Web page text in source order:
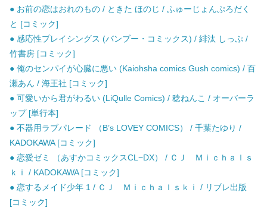
● お前の恋はおれのもの / ときた ほのじ / ふゅーじょんぷろだく
と [コミック]
● 感応性プレイシングス (バンブー・コミックス) / 緋汰 しっぷ /
竹書房 [コミック]
● 俺のセンパイが心臓に悪い (Kaiohsha comics Gush comics) / 百
瀬あん / 海王社 [コミック]
● 可愛いから君がわるい (LiQulle Comics) / 稔ねんこ / オーバーラ
ップ [単行本]
● 不器用ラブパレード （B’s LOVEY COMICS） / 千葉たゆり /
KADOKAWA [コミック]
● 恋愛ゼミ （あすかコミックスCL−DX） / ＣＪ Ｍｉｃｈａｌｓ
ｋｉ / KADOKAWA [コミック]
● 恋するメイド少年 1 / ＣＪ Ｍｉｃｈａｌｓｋｉ / リブレ出版
[コミック]